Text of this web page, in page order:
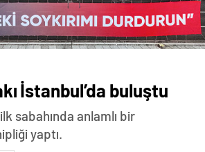
İstanbul’da buluştu
sabahında anlamlı bir
yaptı.